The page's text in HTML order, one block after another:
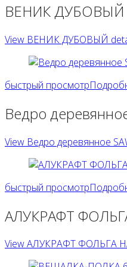
ВЕНИК ДУБОВЫЙ
View ВЕНИК ДУБОВЫЙ
быстрый просмотр
Ведро
View Ведро деревянное
быстрый просмотр
АЛУКРАФТ
View АЛУКРАФТ ФОЛЬГА